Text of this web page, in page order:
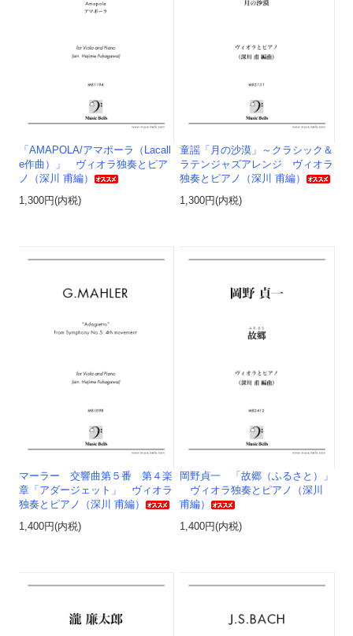
「AMAPOLA/アマポーラ（Lacall
e作曲）」 ヴィオラ独奏とピア
ノ（深川 甫編）
1,300円(内税)
童謡「月の沙漠」～クラシック＆
ラテンジャズアレンジ ヴィオラ
独奏とピアノ（深川 甫編）
1,300円(内税)
マーラー 交響曲第５番 第４楽
章「アダージェット」 ヴィオラ
独奏とピアノ（深川 甫編）
1,400円(内税)
岡野貞一 「故郷（ふるさと）」
ヴィオラ独奏とピアノ（深川
甫編）
1,400円(内税)